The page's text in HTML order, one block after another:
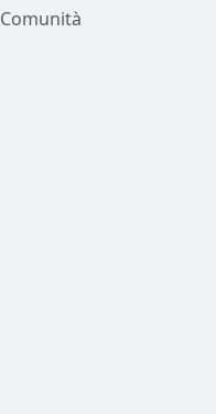
Comunità